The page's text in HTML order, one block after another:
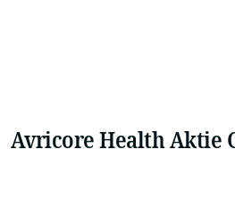
Avricore Health Aktie